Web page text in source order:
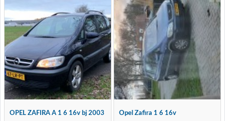
OPEL ZAFIRA A 1 6 16v bj 2003 Opel Zafira 1 6 16v